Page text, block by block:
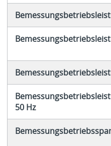
50 Hz